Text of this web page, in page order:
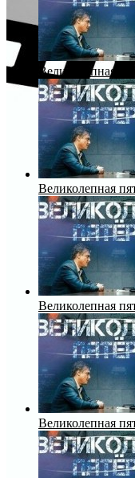
Великолепная
Великолепная
Великолепная
Великолепная